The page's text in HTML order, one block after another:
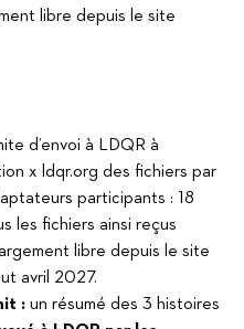
libre depuis le site
d’envoi à LDQR à
x ldqr.org des fichiers par
participants : 18
les fichiers ainsi reçus
libre depuis le site
avril 2027.
: un résumé des 3 histoires